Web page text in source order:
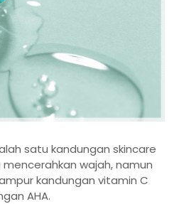
satu kandungan skincare
wajah, namun
kandungan vitamin C
AHA.